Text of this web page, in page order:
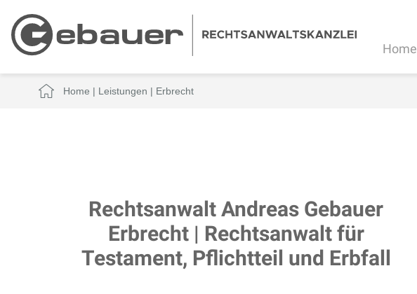
Home
Home | Leistungen | Erbrecht
Rechtsanwalt Andreas Gebauer
Erbrecht | Rechtsanwalt für
Testament, Pflichtteil und Erbfall